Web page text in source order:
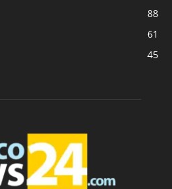
88
61
45